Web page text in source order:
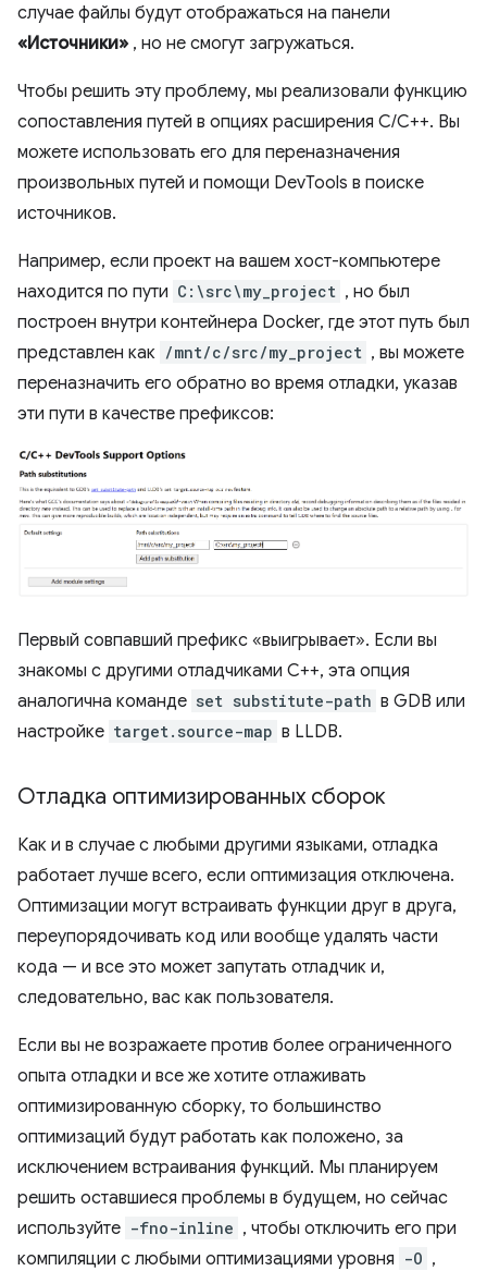
случае файлы будут отображаться на панели
«Источники» , но не смогут загружаться.
Чтобы решить эту проблему, мы реализовали функцию
сопоставления путей в опциях расширения C/C++. Вы
можете использовать его для переназначения
произвольных путей и помощи DevTools в поиске
источников.
Например, если проект на вашем хост-компьютере
находится по пути C:\src\my_project , но был
построен внутри контейнера Docker, где этот путь был
представлен как /mnt/c/src/my_project , вы можете
переназначить его обратно во время отладки, указав
эти пути в качестве префиксов:
Первый совпавший префикс «выигрывает». Если вы
знакомы с другими отладчиками C++, эта опция
аналогична команде set substitute-path в GDB или
настройке target.source-map в LLDB.
Отладка оптимизированных сборок
Как и в случае с любыми другими языками, отладка
работает лучше всего, если оптимизация отключена.
Оптимизации могут встраивать функции друг в друга,
переупорядочивать код или вообще удалять части
кода — и все это может запутать отладчик и,
следовательно, вас как пользователя.
Если вы не возражаете против более ограниченного
опыта отладки и все же хотите отлаживать
оптимизированную сборку, то большинство
оптимизаций будут работать как положено, за
исключением встраивания функций. Мы планируем
решить оставшиеся проблемы в будущем, но сейчас
используйте -fno-inline , чтобы отключить его при
компиляции с любыми оптимизациями уровня -O ,